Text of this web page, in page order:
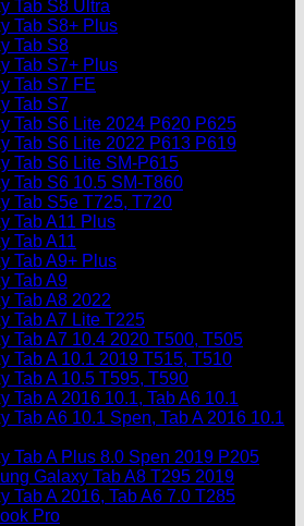
Tab S8 Ultra
Tab S8+ Plus
Tab S8
Tab S7+ Plus
Tab S7 FE
Tab S7
Tab S6 Lite 2024 P620 P625
Tab S6 Lite 2022 P613 P619
Tab S6 Lite SM-P615
Tab S6 10.5 SM-T860
Tab S5e T725, T720
Tab A11 Plus
Tab A11
Tab A9+ Plus
Tab A9
Tab A8 2022
Tab A7 Lite T225
Tab A7 10.4 2020 T500, T505
Tab A 10.1 2019 T515, T510
Tab A 10.5 T595, T590
Tab A 2016 10.1, Tab A6 10.1
Tab A6 10.1 Spen, Tab A 2016 10.1
Tab A Plus 8.0 Spen 2019 P205
Galaxy Tab A8 T295 2019
Tab A 2016, Tab A6 7.0 T285
Pro